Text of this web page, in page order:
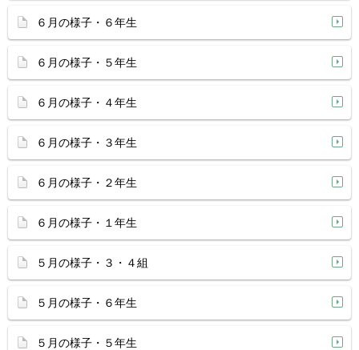
６月の様子・６年生
６月の様子・５年生
６月の様子・４年生
６月の様子・３年生
６月の様子・２年生
６月の様子・１年生
５月の様子・３・４組
５月の様子・６年生
５月の様子・５年生